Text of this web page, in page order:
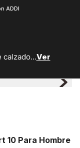
ADDI
calzado...Ver
10 Para Hombre